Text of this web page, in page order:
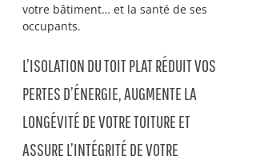
votre bâtiment… et la santé de ses
occupants.
L’ISOLATION DU TOIT PLAT RÉDUIT VOS
PERTES D’ÉNERGIE, AUGMENTE LA
LONGÉVITÉ DE VOTRE TOITURE ET
ASSURE L’INTÉGRITÉ DE VOTRE